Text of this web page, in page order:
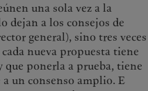
una sola vez a la
dejan a los consejos de
general), sino tres veces
nueva propuesta tiene
que ponerla a prueba, tiene
a un consenso amplio. E